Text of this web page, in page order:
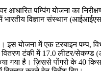
आधारित पम्पिंग योजना का
भारतीय विज्ञान संस्थान
में एक टरबाइन पम्प,
वितरण टंकी में 17.0 लीटर/
गया है। ज़िससे पोंगरो के